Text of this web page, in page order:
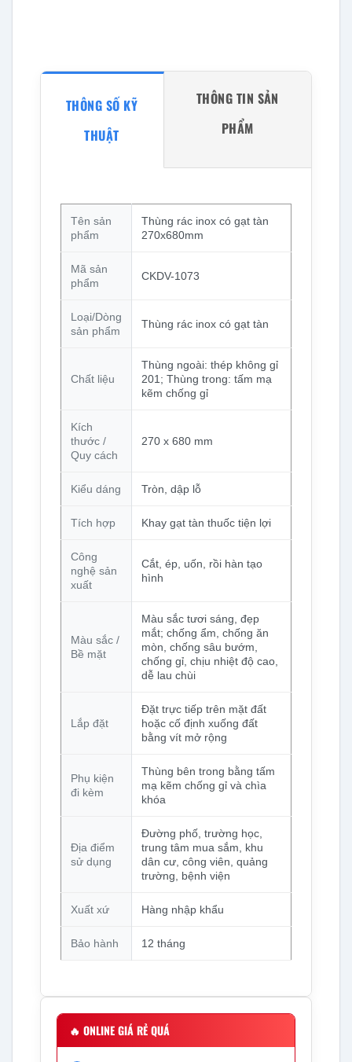
THÔNG SỐ KỸ
THUẬT
THÔNG TIN SẢN
PHẨM
Tên sản
phẩm
Thùng rác inox có gạt tàn
270x680mm
Mã sản
phẩm
CKDV-1073
Loại/Dòng
sản phẩm
Thùng rác inox có gạt tàn
Chất liệu
Thùng ngoài: thép không gỉ
201; Thùng trong: tấm mạ
kẽm chống gỉ
Kích
thước /
Quy cách
270 x 680 mm
Kiểu dáng Tròn, dập lỗ
Tích hợp Khay gạt tàn thuốc tiện lợi
Công
nghệ sản
xuất
Cắt, ép, uốn, rồi hàn tạo
hình
Màu sắc /
Bề mặt
Màu sắc tươi sáng, đẹp
mắt; chống ẩm, chống ăn
mòn, chống sâu bướm,
chống gỉ, chịu nhiệt độ cao,
dễ lau chùi
Lắp đặt
Đặt trực tiếp trên mặt đất
hoặc cố định xuống đất
bằng vít mở rộng
Phụ kiện
đi kèm
Thùng bên trong bằng tấm
mạ kẽm chống gỉ và chìa
khóa
Địa điểm
sử dụng
Đường phố, trường học,
trung tâm mua sắm, khu
dân cư, công viên, quảng
trường, bệnh viện
Xuất xứ Hàng nhập khẩu
Bảo hành 12 tháng
🔥 ONLINE GIÁ RẺ QUÁ